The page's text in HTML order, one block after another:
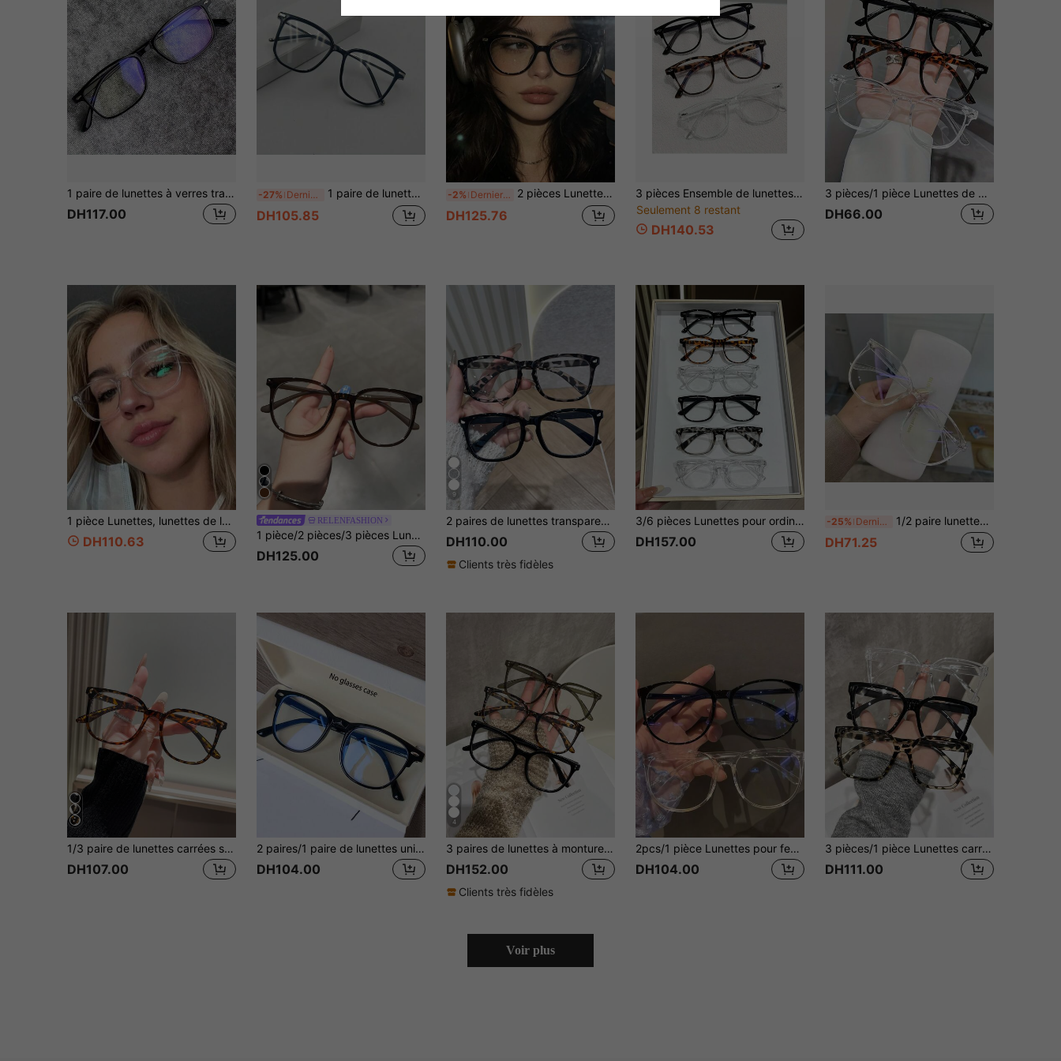
1 paire de lunettes à verres transparents à la mode, accessoire, convient pour toutes les saisons
DH117.00
-27% Derniers 3 jours 1 paire de lunettes rétro mode à monture large minimaliste pour femmes (sans étui à lunettes)
DH105.85
-2% Derniers 3 jours 2 pièces Lunettes vintage œil de chat, montures bicolores noir & marron, verres transparents légers, lunettes décoratives pour femme pour le bureau et le quotidien
DH125.76
3 pièces Ensemble de lunettes de mode vintage légères - Lunettes à monture complète
Seulement 8 restant
DH140.53
3 pièces/1 pièce Lunettes de protection électronique unisexes, protègent les yeux des dommages causés par les écrans de télévision et d'ordinateur, accessoires de lunettes transparentes
DH66.00
1 pièce Lunettes, lunettes de lecture/jeux/TV/téléphone pour femmes et hommes, anti-fatigue oculaire, accessoires de lunettes de sport pour femmes
DH110.63
RELENFASHION
1 pièce/2 pièces/3 pièces Lunettes femme à très grande monture, verres transparents super légers, lunettes mode polyvalentes pour ordinateur, télévision, jeux, téléphone pour la protection des yeux
DH125.00
9
2 paires de lunettes transparentes de style minimaliste moderne pour femmes, flatte la forme du visage, convient pour la vie quotidienne, le bureau, regarder la télévision, les jeux, l'assortiment de mode
DH110.00
Clients très fidèles
3/6 pièces Lunettes pour ordinateur/jeux vidéo/TV/téléphone pour femmes, montures de lunettes en plastique carrées pour réduire la fatigue oculaire, lunettes légères, montures de lunettes de mode
DH157.00
-25% Derniers 3 jours 1/2 paire lunettes de mode à monture large et verres plats, mode femme, printemps/été
DH71.25
1/3 paire de lunettes carrées sans correction pour ordinateur, accessoire mode, convient pour le port quotidien, les fêtes et le streetwear
DH107.00
2 paires/1 paire de lunettes unisexes anti-fatigue oculaire pour ordinateur/lecture/jeux/télévision/téléphone
DH104.00
4
3 paires de lunettes à monture géométrique en plastique style Y2K pour femmes, convenant pour l'école, la lecture et un usage décoratif, vacances d'été à la plage pour femmes, voyages en plein air, accessoires de plage
DH152.00
Clients très fidèles
2pcs/1 pièce Lunettes pour femmes pour prévenir la fatigue visuelle, regarder l'ordinateur, regarder la télévision, jouer aux jeux et regarder les téléphones portables, lentilles transparentes, soin des yeux, mode
DH104.00
3 pièces/1 pièce Lunettes carrées surdimensionnées transparentes en matériau TR à imprimé léopard bohème pour femmes, pour toutes les saisons
DH111.00
Voir plus